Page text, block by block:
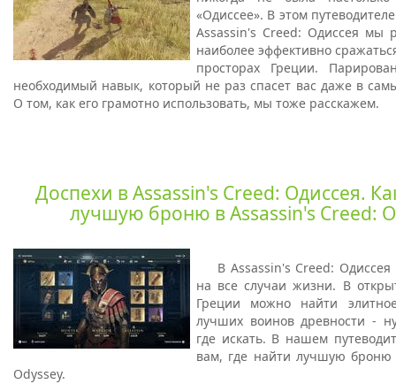
«Одиссее». В этом
Assassin's Creed: Одиссея мы
наиболее эффективно
просторах Греции.
необходимый навык, который не раз спасет вас даже в
О том, как его грамотно использовать, мы тоже расскажем.
Доспехи в Assassin's Creed: Одиссея.
лучшую броню в Assassin's Creed:
В Assassin's Creed:
на все случаи жизни. В
Греции можно найти
лучших воинов древности -
где искать. В нашем
вам, где найти лучшую броню
Odyssey.